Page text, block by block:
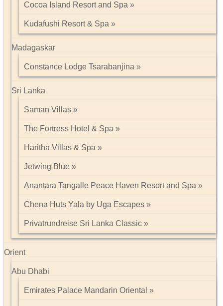
Cocoa Island Resort and Spa
Kudafushi Resort & Spa
Madagaskar
Constance Lodge Tsarabanjina
Sri Lanka
Saman Villas
The Fortress Hotel & Spa
Haritha Villas & Spa
Jetwing Blue
Anantara Tangalle Peace Haven Resort and Spa
Chena Huts Yala by Uga Escapes
Privatrundreise Sri Lanka Classic
Orient
Abu Dhabi
Emirates Palace Mandarin Oriental